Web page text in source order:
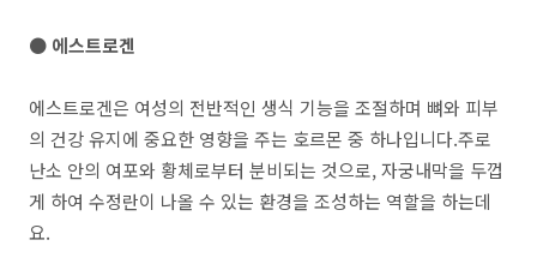
● 에스트로겐
에스트로겐은 여성의 전반적인 생식 기능을 조절하며 뼈와 피부
의 건강 유지에 중요한 영향을 주는 호르몬 중 하나입니다.주로
난소 안의 여포와 황체로부터 분비되는 것으로, 자궁내막을 두껍
게 하여 수정란이 나올 수 있는 환경을 조성하는 역할을 하는데
요.